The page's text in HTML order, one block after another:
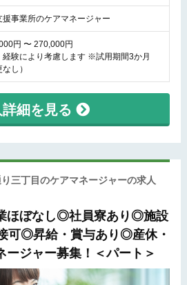
援事業所のケアマネージャー
円 〜 270,000円
験により考慮します ※試用期間3か月
し）
細を見る
三丁目のケアマネージャーの求人
ほぼなし◎社員寮あり◎施設
可◎昇給・賞与あり◎産休・
ジャー募集！＜パート＞